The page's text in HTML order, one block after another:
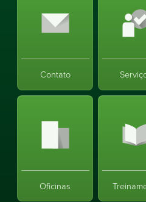
Contato
Oficinas